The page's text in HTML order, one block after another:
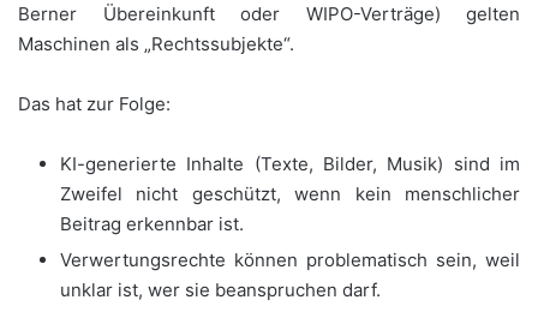
Berner Übereinkunft oder WIPO-Verträge) gelten
Maschinen als „Rechtssubjekte“.
Das hat zur Folge:
KI-generierte Inhalte (Texte, Bilder, Musik) sind im
Zweifel nicht geschützt, wenn kein menschlicher
Beitrag erkennbar ist.
Verwertungsrechte können problematisch sein, weil
unklar ist, wer sie beanspruchen darf.